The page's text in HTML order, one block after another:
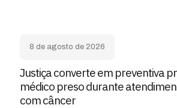
8 de agosto de 2026
Justiça converte em preventiva
médico preso durante
com câncer